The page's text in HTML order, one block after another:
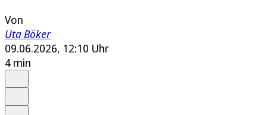
Von
Uta Böker
09.06.2026, 12:10 Uhr
4 min